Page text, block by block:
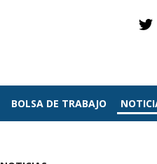
BOLSA DE TRABAJO